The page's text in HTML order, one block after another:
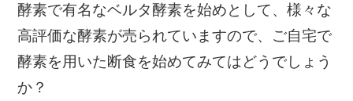
酵素で有名なベルタ酵素を始めとして、様々な
高評価な酵素が売られていますので、ご自宅で
酵素を用いた断食を始めてみてはどうでしょう
か？